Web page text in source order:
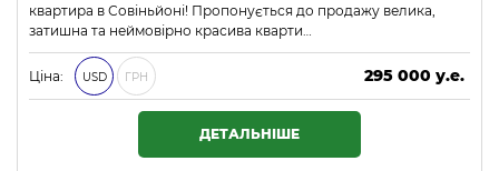
квартира в Совіньйоні! Пропонується до продажу велика,
затишна та неймовірно красива кварти…
Ціна: USD ГРН
295 000 у.е.
12 685 000 ₴
ДЕТАЛЬНІШЕ